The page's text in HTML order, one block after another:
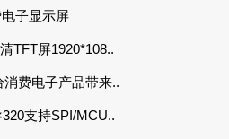
子显示屏
TFT屏1920*108..
费电子产品带来..
支持SPI/MCU..